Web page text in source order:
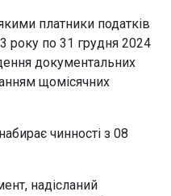
платники податків
року по 31 грудня 2024
документальних
щомісячних
чинності з 08
надісланий